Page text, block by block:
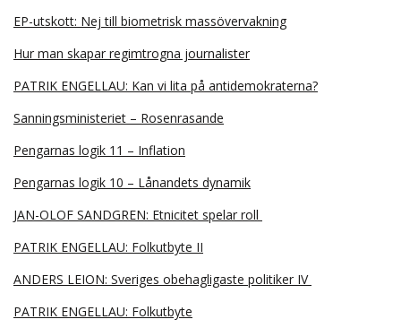
EP-utskott: Nej till biometrisk massövervakning
Hur man skapar regimtrogna journalister
PATRIK ENGELLAU: Kan vi lita på antidemokraterna?
Sanningsministeriet – Rosenrasande
Pengarnas logik 11 – Inflation
Pengarnas logik 10 – Lånandets dynamik
JAN-OLOF SANDGREN: Etnicitet spelar roll
PATRIK ENGELLAU: Folkutbyte II
ANDERS LEION: Sveriges obehagligaste politiker IV
PATRIK ENGELLAU: Folkutbyte